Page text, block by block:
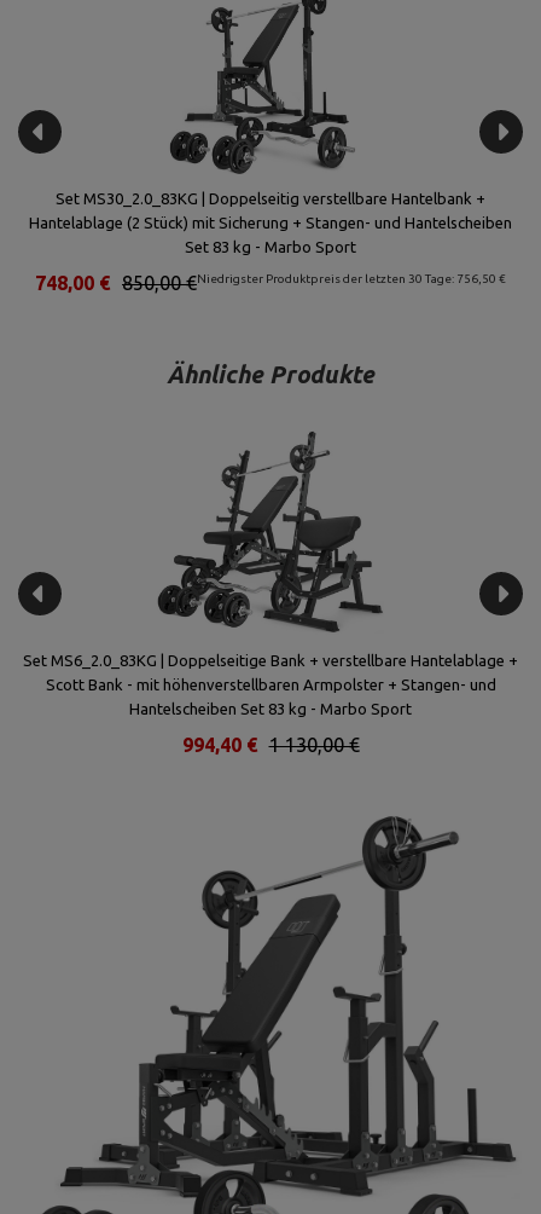
Set MS30_2.0_83KG | Doppelseitig verstellbare Hantelbank +
Hantelablage (2 Stück) mit Sicherung + Stangen- und Hantelscheiben
Set 83 kg - Marbo Sport
Niedrigster Produktpreis der letzten 30 Tage: 756,50 €
850,00 €
748,00 €
Ähnliche Produkte
Set MS6_2.0_83KG | Doppelseitige Bank + verstellbare Hantelablage +
Scott Bank - mit höhenverstellbaren Armpolster + Stangen- und
Hantelscheiben Set 83 kg - Marbo Sport
1 130,00 €
994,40 €